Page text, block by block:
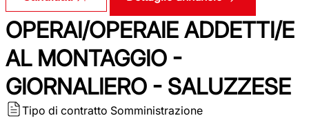
OPERAI/OPERAIE ADDETTI/E
AL MONTAGGIO -
GIORNALIERO - SALUZZESE
Tipo di contratto Somministrazione